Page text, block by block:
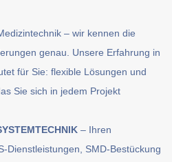
– wir kennen die
genau. Unsere Erfahrung in
für Sie: flexible Lösungen und
Sie sich in jedem Projekt
– Ihren
Dienstleistungen, SMD-Bestückung